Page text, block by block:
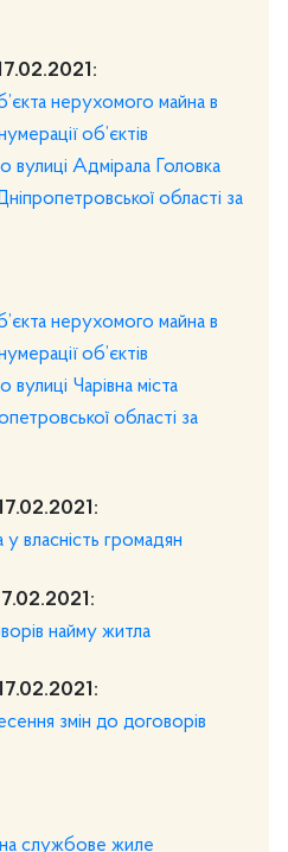
нерухомого майна в
об’єктів
вулиці Адмірала Головка
області за
нерухомого майна в
об’єктів
Чарівна міста
області за
власність громадян
найму житла
змін до договорів
службове жиле